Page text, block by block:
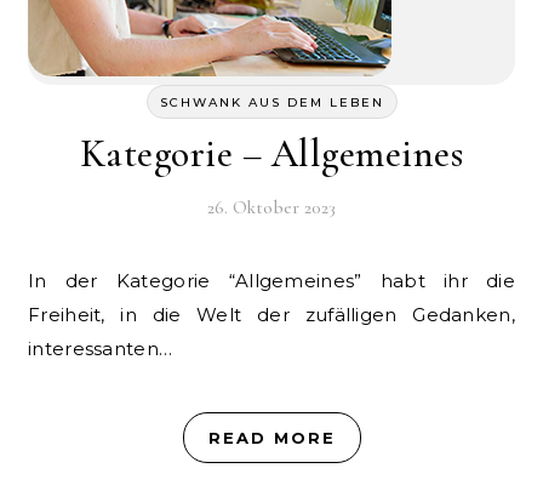
SCHWANK AUS DEM LEBEN
Kategorie – Allgemeines
26. Oktober 2023
In der Kategorie “Allgemeines” habt ihr die
Freiheit, in die Welt der zufälligen Gedanken,
interessanten…
READ MORE